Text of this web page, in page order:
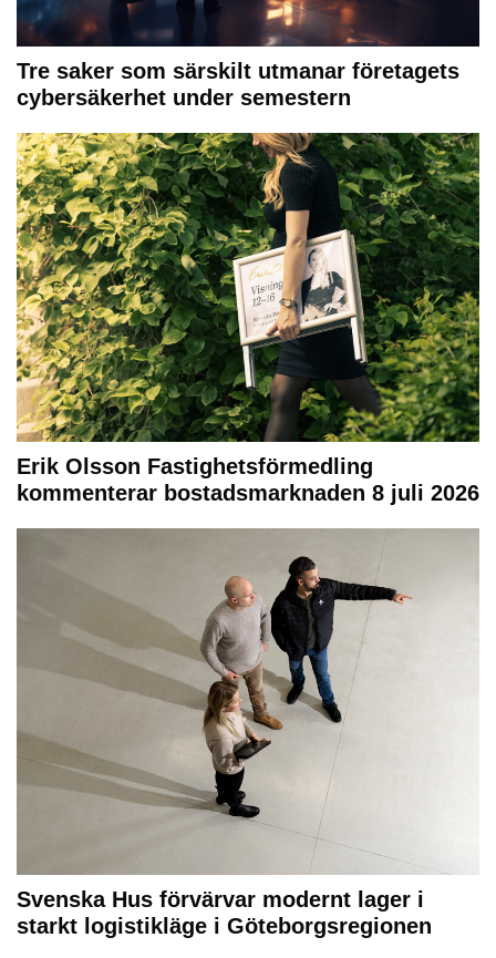
Tre saker som särskilt utmanar företagets
cybersäkerhet under semestern
Erik Olsson Fastighetsförmedling
kommenterar bostadsmarknaden 8 juli 2026
Svenska Hus förvärvar modernt lager i
starkt logistikläge i Göteborgsregionen